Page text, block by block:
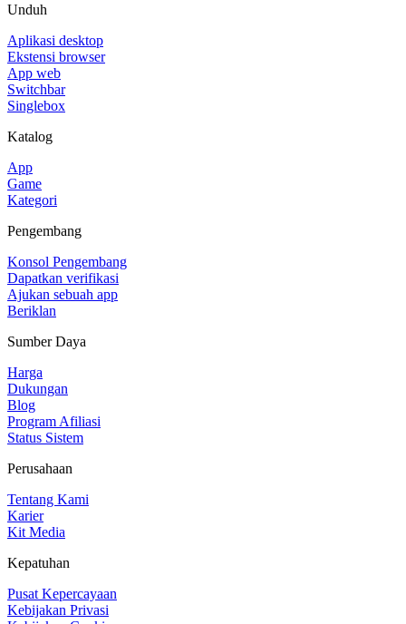
Unduh
Aplikasi desktop
Ekstensi browser
App web
Switchbar
Singlebox
Katalog
App
Game
Kategori
Pengembang
Konsol Pengembang
Dapatkan verifikasi
Ajukan sebuah app
Beriklan
Sumber Daya
Harga
Dukungan
Blog
Program Afiliasi
Status Sistem
Perusahaan
Tentang Kami
Karier
Kit Media
Kepatuhan
Pusat Kepercayaan
Kebijakan Privasi